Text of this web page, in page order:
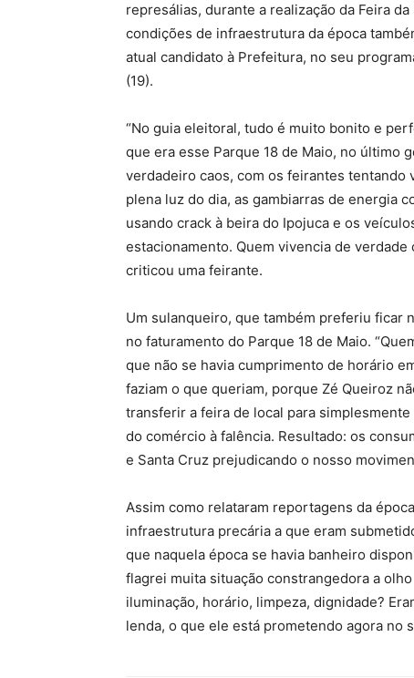
represálias, durante a realização da Feira
condições de infraestrutura da época
atual candidato à Prefeitura, no seu
(19).
“No guia eleitoral, tudo é muito bonito e
que era esse Parque 18 de Maio, no último
verdadeiro caos, com os feirantes tentando
plena luz do dia, as gambiarras de energia
usando crack à beira do Ipojuca e os
estacionamento. Quem vivencia de verdade
criticou uma feirante.
Um sulanqueiro, que também preferiu ficar
no faturamento do Parque 18 de Maio.
que não se havia cumprimento de horário
faziam o que queriam, porque Zé Queiroz
transferir a feira de local para
do comércio à falência. Resultado: os
e Santa Cruz prejudicando o nosso
Assim como relataram reportagens da
infraestrutura precária a que eram
que naquela época se havia banheiro
flagrei muita situação constrangedora a
iluminação, horário, limpeza, dignidade?
lenda, o que ele está prometendo agora no